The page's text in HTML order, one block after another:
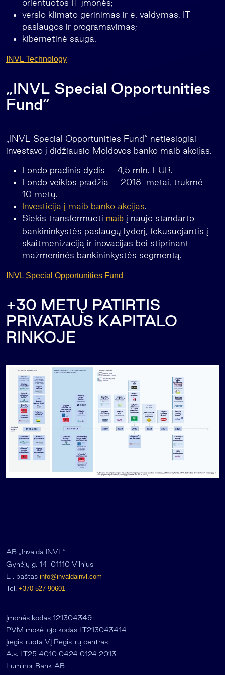
orientuotos IT įmonės;
verslo klimato gerinimas ir e. valdymas, IT
paslaugos ir programavimas;
kibernetinė sauga.
INVL Technology
„INVL Special Opportunities
Fund“
„INVL Special Opportunities Fund“ netiesiogiai
investavo į didžiausio Moldovos banko maib akcijas.
Fondo pradinis dydis – 4,5 mln. EUR.
Fondo veiklos pradžia – 2018 metai, trukmė –
10 metų.
Investicija į maib banko akcijas
Siekis transformuoti maib į naujo standarto
bankininkystės paslaugų lyderį, fokusuojantis į
skaitmenizaciją ir inovacijas bei stiprinant
mažmeninės bankininkystės segmentą.
INVL Special Opportunities Fund
+30 METŲ PATIRTIS
PRIVATAUS KAPITALO
RINKOJE
AB „Invalda INVL“
Gynėjų g. 14, 01110 Vilnius
El. paštas info@invaldainvl.com
Tel. +370 527 90601
Įmonės kodas 121304349
PVM mokėtojo kodas LT213043414
Įregistruota VĮ Registrų centras
A.s. LT25 4010 0424 0124 2013
Luminor Bank AB